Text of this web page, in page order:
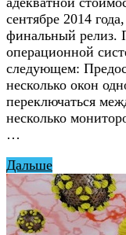
сентябре 2014
финальный релиз.
операционной
следующем:
несколько окон
переключаться
несколько
…
Дальше